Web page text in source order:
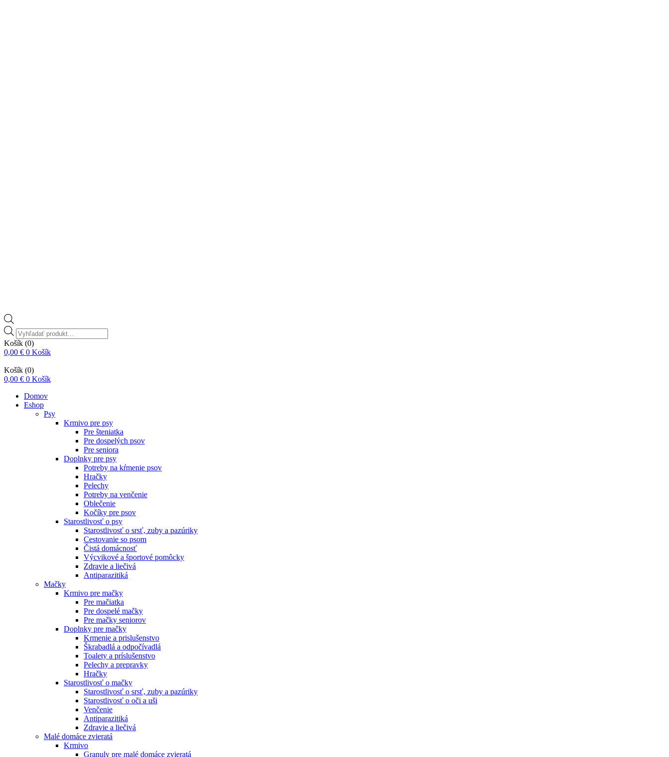
Vyhľadávanie
produktov
Košík (0)
0,00 € 0 Košík
Košík (0)
0,00 € 0 Košík
Domov
Eshop
Psy
Krmivo pre psy
Pre šteniatka
Pre dospelých psov
Pre seniora
Doplnky pre psy
Potreby na kŕmenie psov
Hračky
Pelechy
Potreby na venčenie
Oblečenie
Kočíky pre psov
Starostlivosť o psy
Starostlivosť o srsť, zuby a pazúriky
Cestovanie so psom
Čistá domácnosť
Výcvikové a športové pomôcky
Zdravie a liečivá
Antiparazitiká
Mačky
Krmivo pre mačky
Pre mačiatka
Pre dospelé mačky
Pre mačky seniorov
Doplnky pre mačky
Krmenie a prislušenstvo
Škrabadlá a odpočívadlá
Toalety а príslušenstvo
Pelechy a prepravky
Hračky
Starostlivosť o mačky
Starostlivosť o srsť, zuby a pazúriky
Starostlivosť o oči a uši
Venčenie
Antiparazitiká
Zdravie a liečivá
Malé domáce zvieratá
Krmivo
Granuly pre malé domáce zvieratá